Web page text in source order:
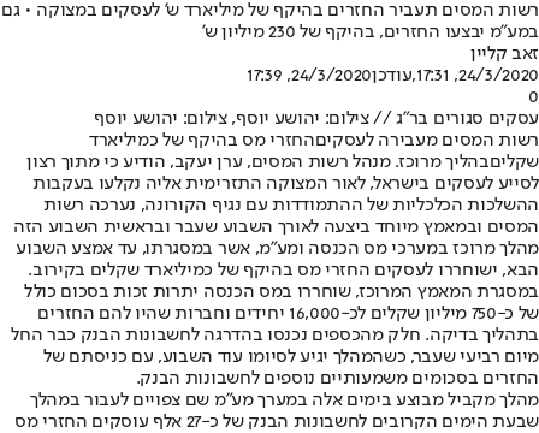
רשות המסים תעביר החזרים בהיקף של מיליארד ש' לעסקים במצוקה • גם
במע"מ יבצעו החזרים, בהיקף של 230 מיליון ש'
זאב קליין
24/3/2020, 17:31
,עודכן24/3/2020, 17:39
0
עסקים סגורים בר"ג // צילום: יהושע יוסף, צילום: יהושע יוסף
רשות המסים מעבירה לעסקיםהחזרי מס בהיקף של כמיליארד
שקליםבהליך מרוכז. מנהל רשות המסים, ערן יעקב, הודיע כי מתוך רצון
לסייע לעסקים בישראל, לאור המצוקה התזרימית אליה נקלעו בעקבות
ההשלכות הכלכליות של ההתמודדות עם נגיף הקורונה, נערכה רשות
המסים ובמאמץ מיוחד ביצעה לאורך השבוע שעבר ובראשית השבוע הזה
מהלך מרוכז במערכי מס הכנסה ומע"מ, אשר במסגרתו, עד אמצע השבוע
הבא, ישוחררו לעסקים החזרי מס בהיקף של כמיליארד שקלים בקירוב.
במסגרת המאמץ המרוכז, שוחררו במס הכנסה יתרות זכות בסכום כולל
של כ-750 מיליון שקלים לכ-16,000 יחידים וחברות שהיו להם החזרים
בתהליך בדיקה. חלק מהכספים נכנסו בהדרגה לחשבונות הבנק כבר החל
מיום רביעי שעבר, כשהמהלך יגיע לסיומו עוד השבוע, עם כניסתם של
החזרים בסכומים משמעותיים נוספים לחשבונות הבנק.
מהלך מקביל מבוצע בימים אלה במערך מע"מ שם צפויים לעבור במהלך
שבעת הימים הקרובים לחשבונות הבנק של כ-27 אלף עוסקים החזרי מס